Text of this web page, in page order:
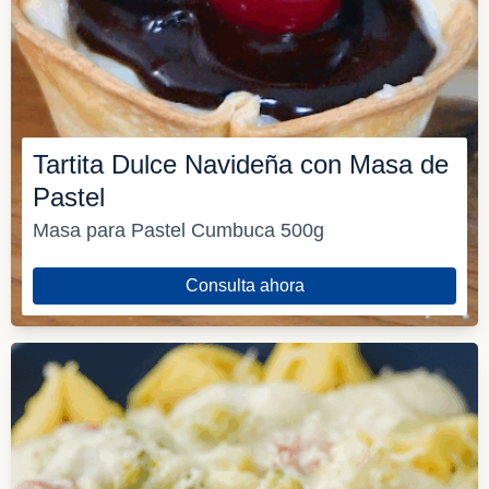
Tartita Dulce Navideña con Masa de
Pastel
Masa para Pastel Cumbuca 500g
Consulta ahora